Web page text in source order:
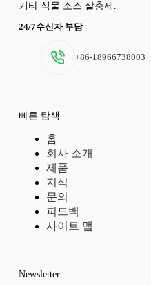
기타 식물 소스 살충제.
24/7수신자 부담
+86-18966738003
빠른 탐색
홈
회사 소개
제품
지식
문의
피드백
사이트 맵
Newsletter